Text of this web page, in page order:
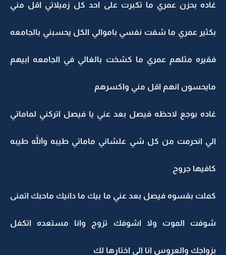
غاده بحزن عمري ما تكبرت على احد كل زميلاتي اقل مني
بكثير عمري ما شفت نفسي باموالي الكل يحسبني بالجامعه
فقيره مثلهم عمري ما كشخت بالغالي في الجامعه ابيهم
مايحسون انهم اقل مني واكسرهم
غاده بوجع لاحظه فيصل بعد عني يا فيصل اتركني لماماتي
الي انحرمت من كل شي علشاني ماماتي طيبه والله طيبه
كافيها جروح
كملت بقسوه فيصل بعد عني ما بيك ما دانيك ماحبك اتمنى
شوفت الموت ولا اشوفك تزوج وانا مستعده اتكفل
بزواجك والعروس انا الي اختارها لك